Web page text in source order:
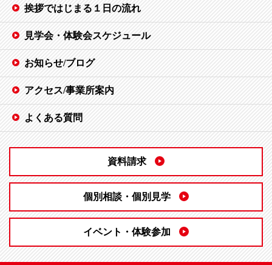
挨拶ではじまる１日の流れ
見学会・体験会スケジュール
お知らせ/ブログ
アクセス/事業所案内
よくある質問
資料請求
個別相談・個別見学
イベント・体験参加